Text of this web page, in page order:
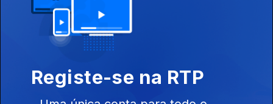
Direto Moçambique 07h30
Orfeu de Sá Lisboa
Registe-se na RTP